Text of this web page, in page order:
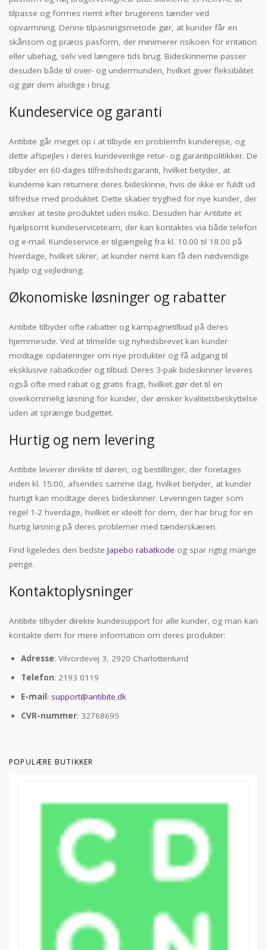
tilpasse og formes nemt efter brugerens tænder ved
opvarmning. Denne tilpasningsmetode gør, at kunder får en
skånsom og præcis pasform, der minimerer risikoen for irritation
eller ubehag, selv ved længere tids brug. Bideskinnerne passer
desuden både til over- og undermunden, hvilket giver fleksibilitet
og gør dem alsidige i brug.
Kundeservice og garanti
Antibite går meget op i at tilbyde en problemfri kunderejse, og
dette afspejles i deres kundevenlige retur- og garantipolitikker. De
tilbyder en 60-dages tilfredshedsgaranti, hvilket betyder, at
kunderne kan returnere deres bideskinne, hvis de ikke er fuldt ud
tilfredse med produktet. Dette skaber tryghed for nye kunder, der
ønsker at teste produktet uden risiko. Desuden har Antibite et
hjælpsomt kundeserviceteam, der kan kontaktes via både telefon
og e-mail. Kundeservice er tilgængelig fra kl. 10.00 til 18.00 på
hverdage, hvilket sikrer, at kunder nemt kan få den nødvendige
hjælp og vejledning.
Økonomiske løsninger og rabatter
Antibite tilbyder ofte rabatter og kampagnetilbud på deres
hjemmeside. Ved at tilmelde sig nyhedsbrevet kan kunder
modtage opdateringer om nye produkter og få adgang til
eksklusive rabatkoder og tilbud. Deres 3-pak bideskinner leveres
også ofte med rabat og gratis fragt, hvilket gør det til en
overkommelig løsning for kunder, der ønsker kvalitetsbeskyttelse
uden at sprænge budgettet.
Hurtig og nem levering
Antibite leverer direkte til døren, og bestillinger, der foretages
inden kl. 15:00, afsendes samme dag, hvilket betyder, at kunder
hurtigt kan modtage deres bideskinner. Leveringen tager som
regel 1-2 hverdage, hvilket er ideelt for dem, der har brug for en
hurtig løsning på deres problemer med tænderskæren.
Find ligeledes den bedste Japebo rabatkode og spar rigtig mange
penge.
Kontaktoplysninger
Antibite tilbyder direkte kundesupport for alle kunder, og man kan
kontakte dem for mere information om deres produkter:
Adresse: Vilvordevej 3, 2920 Charlottenlund
Telefon: 2193 0119
E-mail: support@antibite.dk
CVR-nummer: 32768695
POPULÆRE BUTIKKER